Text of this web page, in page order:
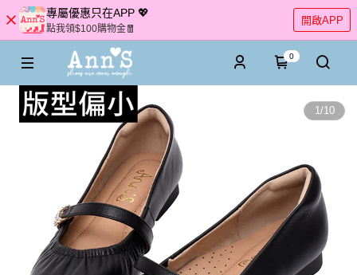
專屬優惠只在APP 💖
點我領$100購物金🧧
開啟APP
0
1/10